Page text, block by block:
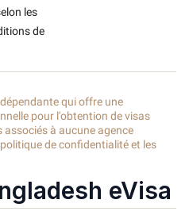
les
de
qui offre une
pour l'obtention de visas
à aucune agence
de confidentialité et les
eVisa